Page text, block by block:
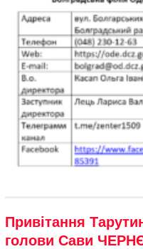
Привітання
голови Сави